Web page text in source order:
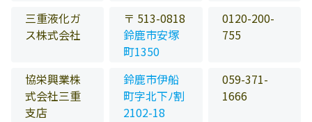
三重液化ガ
ス株式会社
〒 513-0818
鈴鹿市安塚
町1350
0120-200-
755
協栄興業株
式会社三重
支店
鈴鹿市伊船
町字北下ﾉ割
2102-18
059-371-
1666